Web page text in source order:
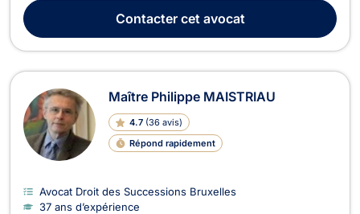
roulage et en droit des incapacités. En droit immobilier, il vous
assiste po...
Contactercet avocat
Maître Philippe MAISTRIAU
4.7 (36 avis)
Répond rapidement
Avocat Droit des Successions Bruxelles
37 ans d’expérience